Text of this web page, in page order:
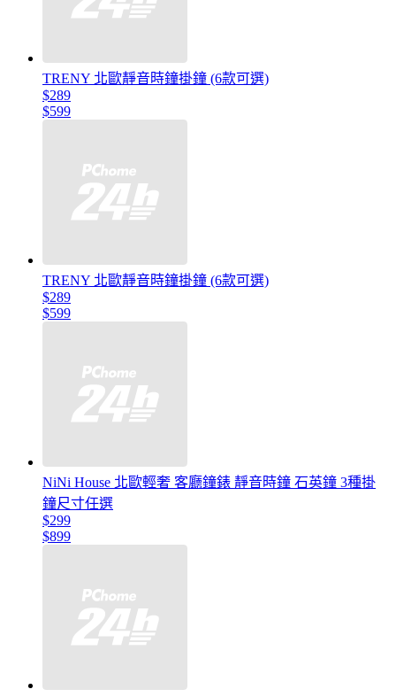
TRENY 北歐靜音時鐘掛鐘 (6款可選)
$289
$599
TRENY 北歐靜音時鐘掛鐘 (6款可選)
$289
$599
NiNi House 北歐輕奢 客廳鐘錶 靜音時鐘 石英鐘 3種掛
鐘尺寸任選
$299
$899